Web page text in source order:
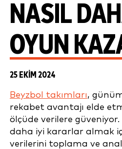
NASIL
OYUN
25 EKIM 2024
Beyzbol takımları,
rekabet avantajı elde
ölçüde verilere
daha iyi kararlar almak
verilerini toplama ve